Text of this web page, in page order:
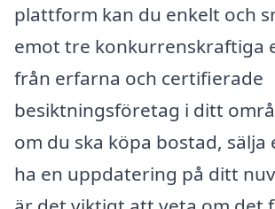
plattform kan du enkelt och
emot tre konkurrenskraftiga
från erfarna och certifierade
besiktningsföretag i ditt
om du ska köpa bostad, sälja
ha en uppdatering på ditt